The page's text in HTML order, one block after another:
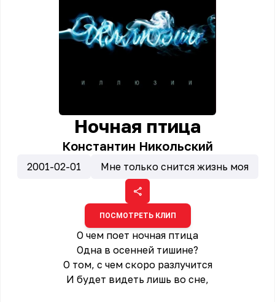
Ночная птица
Константин Никольский
2001-02-01 Мне только снится жизнь моя
ПОСМОТРЕТЬ КЛИП
О чем поет ночная птица
Одна в осенней тишине?
О том, с чем скоро разлучится
И будет видеть лишь во сне,